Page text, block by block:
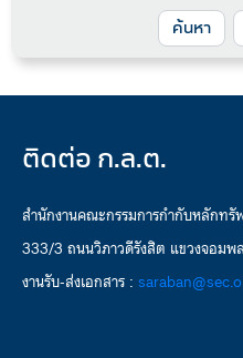
ติดต่อ ก.ล.ต.
สำนักงานคณะกรรมการกำกับหลักท
333/3 ถนนวิภาวดีรังสิต แขวงจอมพ
งานรับ-ส่งเอกสาร :